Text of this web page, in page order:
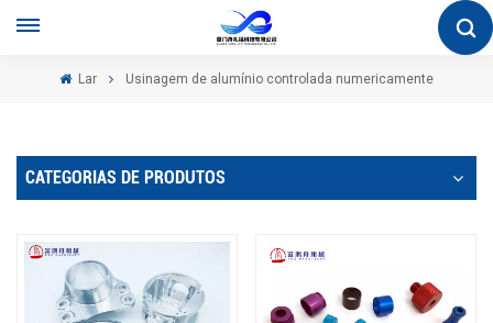
Lar Usinagem de alumínio controlada numericamente
CATEGORIAS DE PRODUTOS